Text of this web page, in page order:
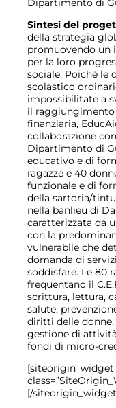
Dipartimento di
Sintesi del
della strategia
promuovendo un
per la loro
sociale. Poiché le
scolastico
impossibilitate a
il raggiungimento
finanziaria,
collaborazione
Dipartimento di
educativo e di
ragazze e 40
funzionale e di
della sartoria/
nella banlieu di
caratterizzata da
con la
vulnerabile che
domanda di
soddisfare. Le 80
frequentano il
scrittura, lettura,
salute,
diritti delle donne,
gestione di
fondi di micro-
[siteorigin_widget
[/